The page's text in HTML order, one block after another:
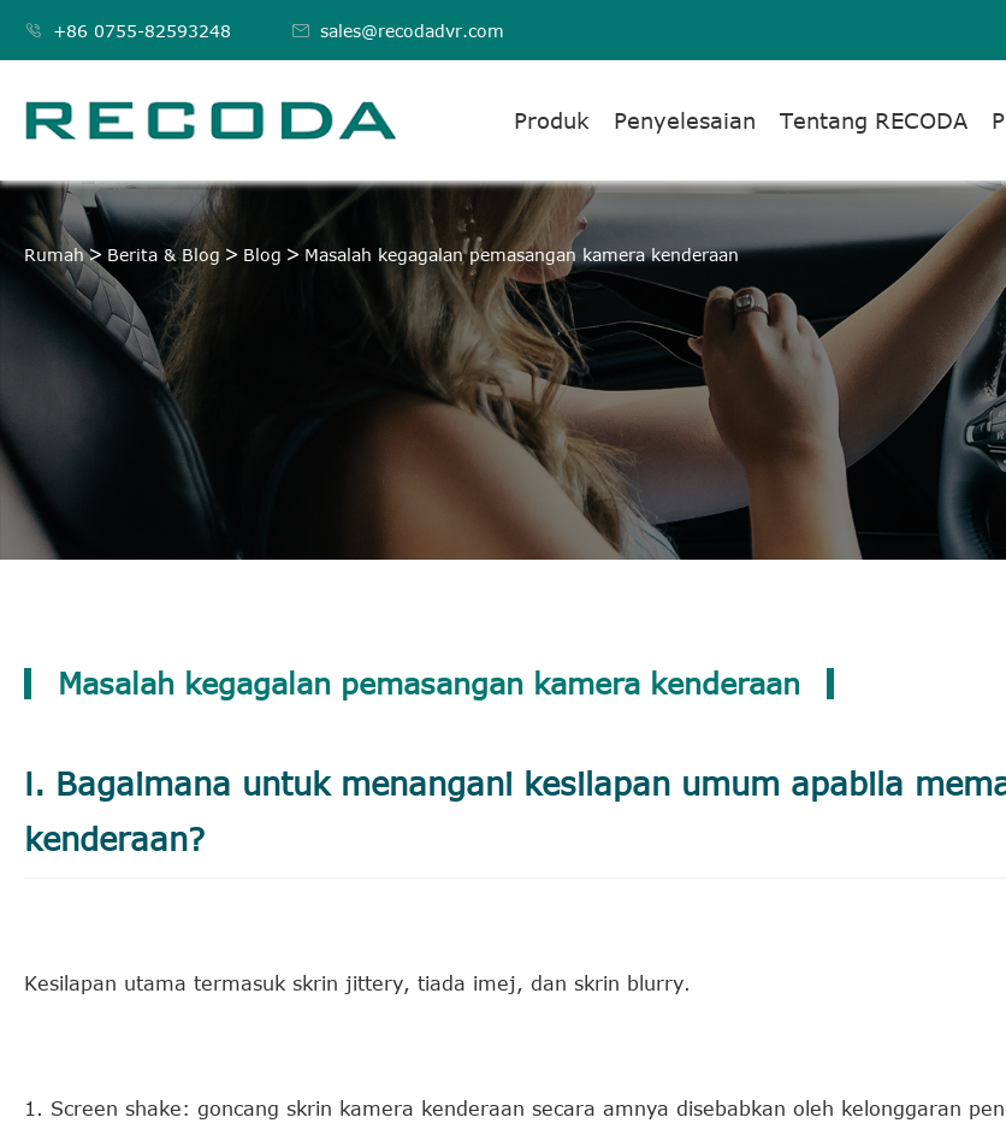
 +86 0755-82593248  sales@recodadvr.com
Produk Penyelesaian Tentang RECODA
Rumah Berita & Blog Blog Masalah kegagalan pemasangan kamera kenderaan
Masalah kegagalan pemasangan kamera kenderaan
Ⅰ. Bagaimana untuk menangani kesilapan umum apabila
kenderaan?
Kesilapan utama termasuk skrin jittery, tiada imej, dan skrin blurry.
1. Screen shake: goncang skrin kamera kenderaan secara amnya disebabkan oleh kelonggaran